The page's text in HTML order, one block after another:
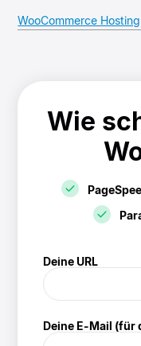
WooCommerce
Wie
(/speedtest)
Deine URL
Deine E-Mail (für